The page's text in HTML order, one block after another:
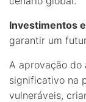
Investimentos
garantir um
A aprovação do
significativo na
vulneráveis,